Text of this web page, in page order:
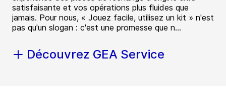
satisfaisante et vos opérations plus fluides que
jamais. Pour nous, « Jouez facile, utilisez un kit » n'est
pas qu'un slogan : c'est une promesse que n...
Découvrez GEA Service